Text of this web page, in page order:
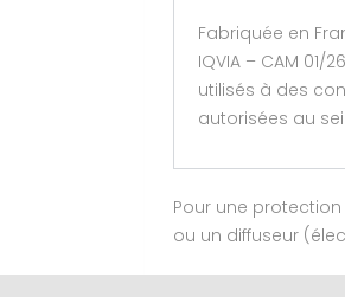
Fabriquée en
IQVIA – CAM
utilisés à des
autorisées au
Pour une
ou un diffuseur